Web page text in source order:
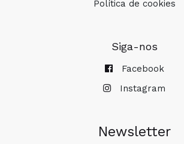
Política de cookies
Siga-nos
Facebook
Instagram
Newsletter